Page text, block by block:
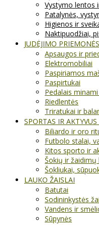
Vystymo lentos
Patalynės,
Higienos ir
Naktipuodžiai,
JUDĖJIMO
Apsaugos ir
Elektromobiliai
Paspiriamos
Paspirtukai
Pedalais
Riedlentės
Triratukai ir
SPORTAS IR
Biliardo ir oro
Futbolo stalai,
Kitos sporto ir
Šokių ir žaidimų
Šokliukai,
LAUKO ŽAISLAI
Batutai
Sodininkystės
Vandens ir
Sūpynės